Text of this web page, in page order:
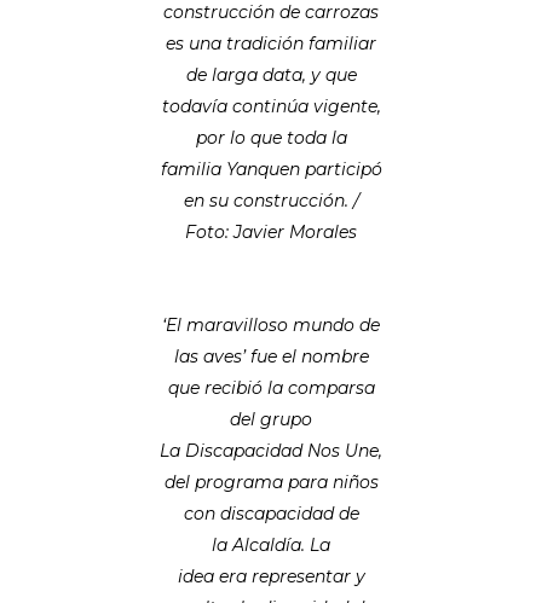
construcción de carrozas
es una tradición familiar
de larga data, y que
todavía continúa vigente,
por lo que toda la
familia Yanquen participó
en su construcción. /
Foto: Javier Morales
‘El maravilloso mundo de
las aves’ fue el nombre
que recibió la comparsa
del grupo
La Discapacidad Nos Une,
del programa para niños
con discapacidad de
la Alcaldía. La
idea era representar y